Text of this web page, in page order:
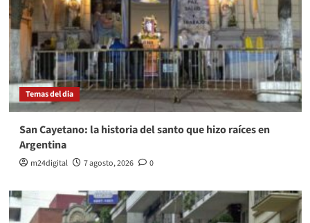
Temas del dia
San Cayetano: la historia del santo que hizo raíces en
Argentina
m24digital 7 agosto, 2026 0